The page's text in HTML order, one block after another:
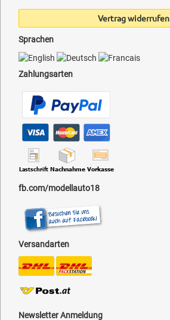
Vertrag widerrufen
Sprachen
Zahlungsarten
fb.com/modellauto18
Versandarten
Newsletter Anmeldung